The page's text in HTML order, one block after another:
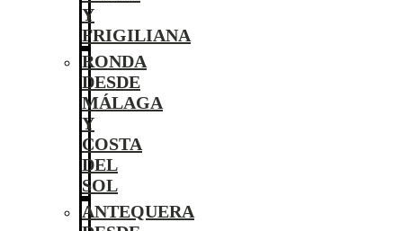
Y
FRIGILIANA
RONDA
DESDE
MÁLAGA
Y
COSTA
DEL
SOL
ANTEQUERA